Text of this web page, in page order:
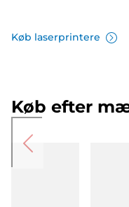
Køb laserprintere
Køb efter